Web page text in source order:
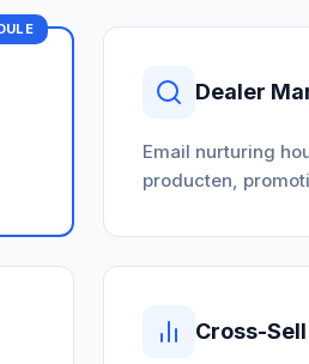
Dealer
Email nurturing
producten,
Cross-